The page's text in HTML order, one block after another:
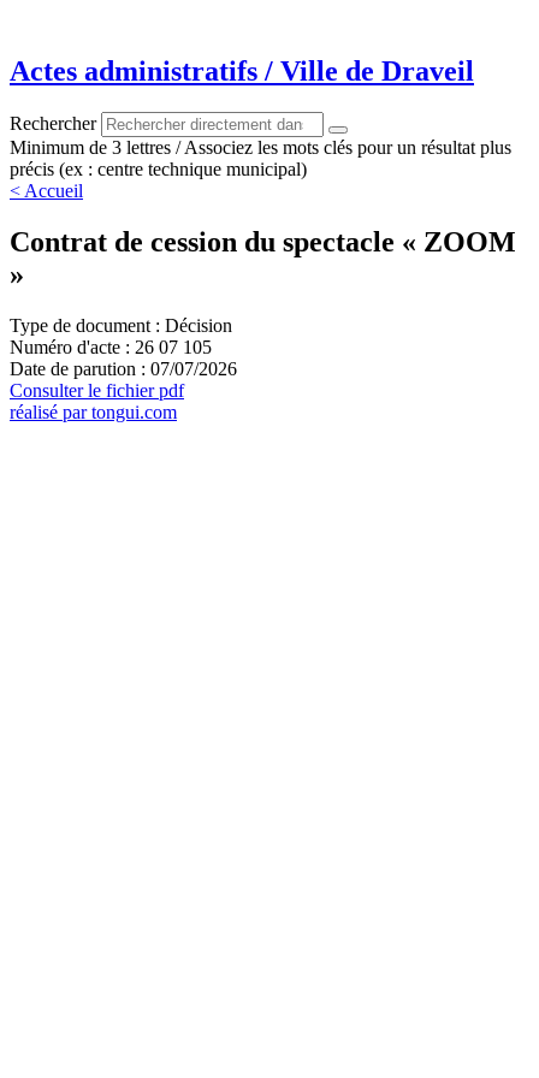
contenu
Actes administratifs / Ville de Draveil
Rechercher
Minimum de 3 lettres / Associez les mots clés pour un résultat plus
précis (ex : centre technique municipal)
< Accueil
Contrat de cession du spectacle « ZOOM
»
Type de document : Décision
Numéro d'acte : 26 07 105
Date de parution : 07/07/2026
Consulter le fichier pdf
réalisé par tongui.com